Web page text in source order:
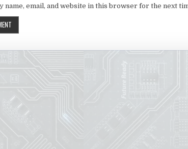
name, email, and website in this browser for the next